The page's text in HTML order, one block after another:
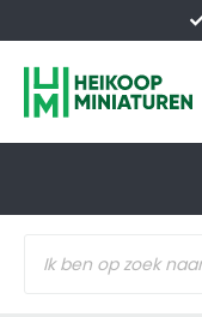
naar
inhoud
zoeken